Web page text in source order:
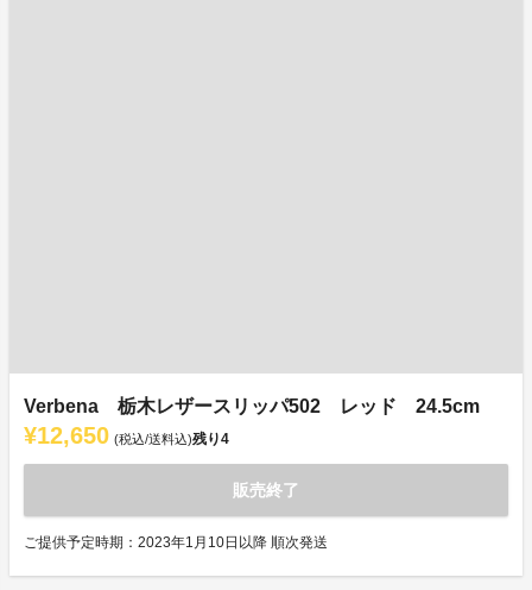
Verbena 栃木レザースリッパ502 レッド 24.5cm
¥12,650 (税込/送料込)残り4
販売終了
ご提供予定時期：2023年1月10日以降 順次発送